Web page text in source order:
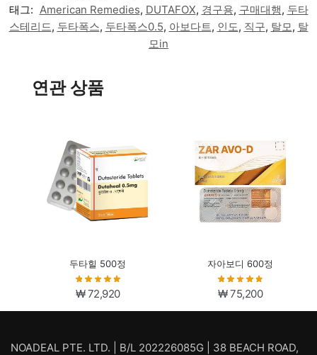
태그: American Remedies, DUTAFOX, 경구용, 구매대행, 두타
스테리드, 두타폭스, 두타폭스0.5, 아보다트, 인도, 직구, 탈모, 탈
모in
연관 상품
두타힐 500정
₩72,920
자아보디 600정
₩75,200
NOADEAL PTE. LTD. | B/L 202226085G | 38 BEACH ROAD,